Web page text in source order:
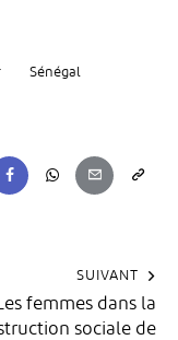
Sénégal
SUIVANT
femmes dans la
sociale de